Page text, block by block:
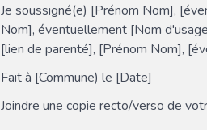
Je soussigné(e) [Prénom Nom],
Nom], éventuellement [Nom
[lien de parenté], [Prénom Nom],
Fait à [Commune) le [Date]
Joindre une copie recto/verso de